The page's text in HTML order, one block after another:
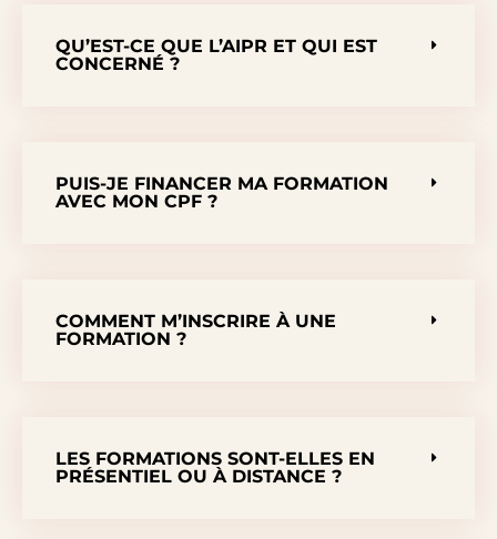
QU’EST-CE QUE L’AIPR ET QUI EST
CONCERNÉ ?
PUIS-JE FINANCER MA FORMATION
AVEC MON CPF ?
COMMENT M’INSCRIRE À UNE
FORMATION ?
LES FORMATIONS SONT-ELLES EN
PRÉSENTIEL OU À DISTANCE ?